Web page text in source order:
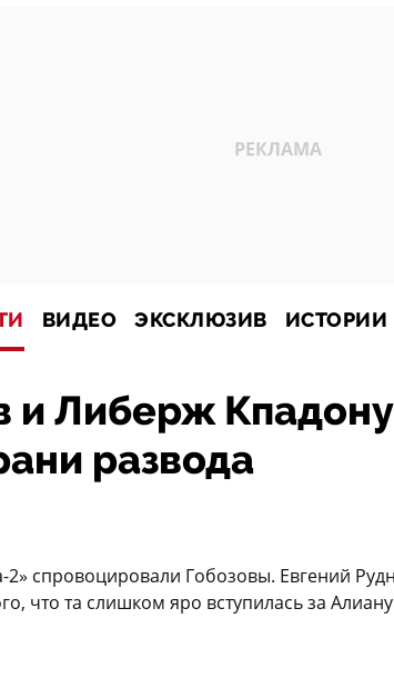
ВИДЕО ЭКСКЛЮЗИВ ИСТОРИИ
и Либерж Кпадону
развода
2» спровоцировали Гобозовы. Евгений
что та слишком яро вступилась за